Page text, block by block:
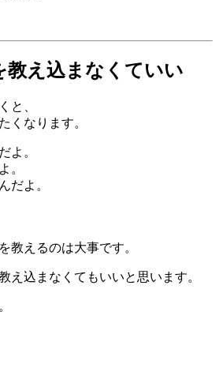
教え込まなくていい
と、
くなります。
よ。
。
だよ。
教えるのは大事です。
え込まなくてもいいと思います。